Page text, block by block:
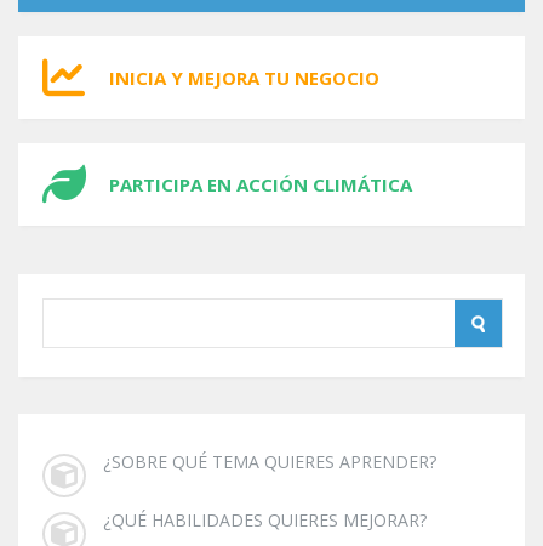
INICIA Y MEJORA TU NEGOCIO
PARTICIPA EN ACCIÓN CLIMÁTICA
¿SOBRE QUÉ TEMA QUIERES APRENDER?
¿QUÉ HABILIDADES QUIERES MEJORAR?